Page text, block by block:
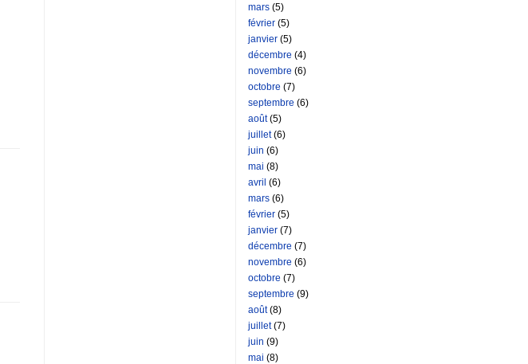
mars (5)
février (5)
janvier (5)
décembre (4)
novembre (6)
octobre (7)
septembre (6)
août(5)
juillet(6)
juin (6)
mai (8)
avril (6)
mars (6)
février (5)
janvier (7)
décembre (7)
novembre (6)
octobre (7)
septembre (9)
août(8)
juillet(7)
juin (9)
mai (8)